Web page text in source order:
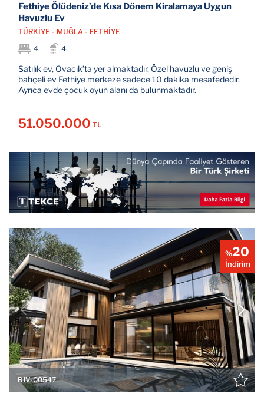
Fethiye Ölüdeniz’de Kısa Dönem Kiralamaya Uygun
Havuzlu Ev
TÜRKİYE - MUĞLA - FETHİYE
4
4
Satılık ev, Ovacık’ta yer almaktadır. Özel havuzlu ve geniş
bahçeli ev Fethiye merkeze sadece 10 dakika mesafededir.
Ayrıca evde çocuk oyun alanı da bulunmaktadır.
51.050.000 TL
%20
İndirim
BJV-00547